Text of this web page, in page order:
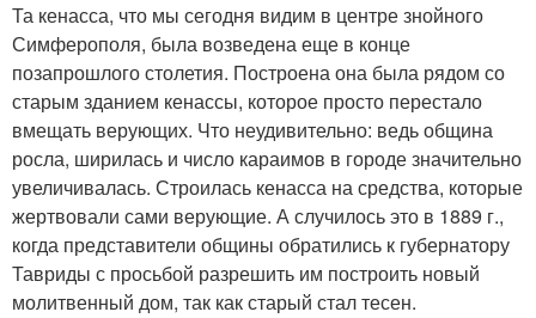
Та кенасса, что мы сегодня видим в центре знойного
Симферополя, была возведена еще в конце
позапрошлого столетия. Построена она была рядом со
старым зданием кенассы, которое просто перестало
вмещать верующих. Что неудивительно: ведь община
росла, ширилась и число караимов в городе значительно
увеличивалась. Строилась кенасса на средства, которые
жертвовали сами верующие. А случилось это в 1889 г.,
когда представители общины обратились к губернатору
Тавриды с просьбой разрешить им построить новый
молитвенный дом, так как старый стал тесен.